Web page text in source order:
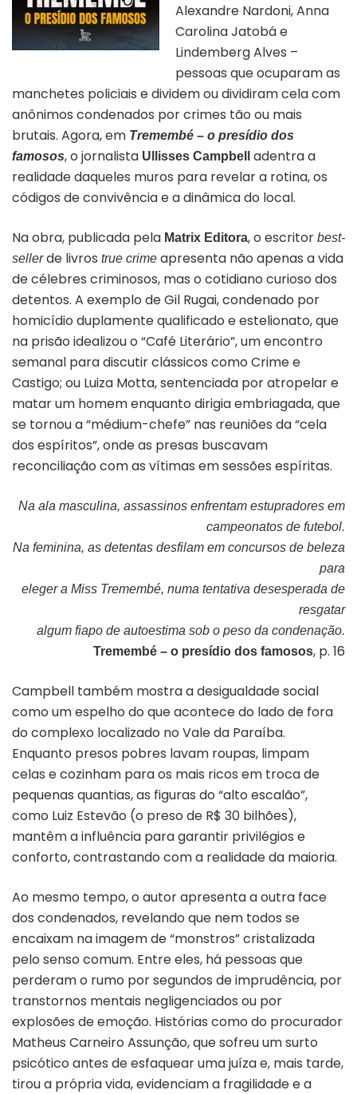
Alexandre Nardoni, Anna
Carolina Jatobá e
Lindemberg Alves –
pessoas que ocuparam as
manchetes policiais e dividem ou dividiram cela com
anônimos condenados por crimes tão ou mais
brutais. Agora, em Tremembé – o presídio dos
famosos, o jornalista Ullisses Campbell
adentra a
realidade daqueles muros para revelar a rotina, os
códigos de convivência e a dinâmica do local.
Na obra, publicada pela Matrix Editora, o escritor best-
sellerde livros true crime apresenta não apenas a vida
de célebres criminosos, mas o cotidiano curioso dos
detentos. A exemplo de Gil Rugai, condenado por
homicídio duplamente qualificado e estelionato, que
na prisão idealizou o “Café Literário”, um encontro
semanal para discutir clássicos como Crime e
Castigo; ou Luiza Motta, sentenciada por atropelar e
matar um homem enquanto dirigia embriagada, que
se tornou a “médium-chefe” nas reuniões da “cela
dos espíritos”, onde as presas buscavam
reconciliação com as vítimas em sessões espíritas.
Na ala masculina, assassinos enfrentam estupradores em
campeonatos de futebol.
Na feminina, as detentas desfilam em concursos de beleza
para
eleger a Miss Tremembé, numa tentativa desesperada de
resgatar
algum fiapo de autoestima sob o peso da condenação.
Tremembé – o presídio dos famosos, p. 16
Campbell também mostra a desigualdade social
como um espelho do que acontece do lado de fora
do complexo localizado no Vale da Paraíba.
Enquanto presos pobres lavam roupas, limpam
celas e cozinham para os mais ricos em troca de
pequenas quantias, as figuras do “alto escalão”,
como Luiz Estevão (o preso de R$ 30 bilhões),
mantêm a influência para garantir privilégios e
conforto, contrastando com a realidade da maioria.
Ao mesmo tempo, o autor apresenta a outra face
dos condenados, revelando que nem todos se
encaixam na imagem de “monstros” cristalizada
pelo senso comum. Entre eles, há pessoas que
perderam o rumo por segundos de imprudência, por
transtornos mentais negligenciados ou por
explosões de emoção. Histórias como do procurador
Matheus Carneiro Assunção, que sofreu um surto
psicótico antes de esfaquear uma juíza e, mais tarde,
tirou a própria vida, evidenciam a fragilidade e a